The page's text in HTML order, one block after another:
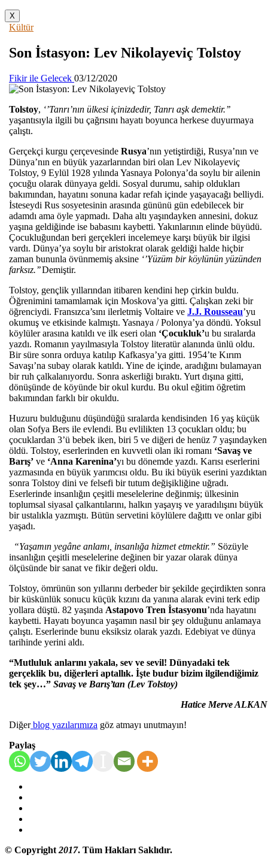
X
Kültür
Son İstasyon: Lev Nikolayeviç Tolstoy
Fikir ile Gelecek 03/12/2020
Tolstoy, ‘’Tanrı’nın ülkesi içinizdedir, Tanrı aşk demektir.’’
yaşantısıyla ilgili bu çağrısını hayatı boyunca herkese duyurmaya
çalıştı.
Gerçekçi kurgu çerçevesinde Rusya’nın yetiştirdiği, Rusya’nın ve
Dünya’nın en büyük yazarlarından biri olan Lev Nikolayeviç
Tolstoy, 9 Eylül 1928 yılında Yasnaya Polonya’da soylu bir ailenin
çocuğu olarak dünyaya geldi. Sosyal durumu, sahip oldukları
bakımından, hayatını sonuna kadar refah içinde yaşayacağı belliydi.
İsteseydi Rus sosyetesinin arasında gününü gün edebilecek bir
adamdı ama öyle yapmadı. Daha altı yaşındayken annesini, dokuz
yaşına geldiğinde ise babasını kaybetti. Yakınlarının elinde büyüdü.
Çocukluğundan beri gerçekleri incelemeye karşı büyük bir ilgisi
vardı. Dünya’ya soylu bir aristokrat olarak geldiği halde hiçbir
zaman bununla övünmemiş aksine ‘’Yüzüm bir köylünün yüzünden
farksız.’’Demiştir.
Tolstoy, gençlik yıllarından itibaren kendini hep çirkin buldu.
Öğrenimini tamamlamak için Moskova’ya gitti. Çalışkan zeki bir
öğrenciydi. Fransızca’sını ilerletmiş Voltaire ve J.J. Rousseau’yu
okumuş ve etkisinde kalmıştı. Yasnaya / Polonya’ya döndü. Yoksul
köylüler arasına katıldı ve ilk eseri olan ‘Çocukluk’u bu sıralarda
yazdı. Romanın yayılmasıyla Tolstoy literatür alanında ünlü oldu.
Bir süre sonra orduya katılıp Kafkasya’ya gitti. 1954’te Kırım
Savaşı’na subay olarak katıldı. Yine de içinde, aradığını bulamayan
bir ruh çalkalanıyordu. Sonra askerliği bıraktı. Yurt dışına gitti,
dönüşünde de köyünde bir okul kurdu. Bu okul eğitim öğretim
bakımından farklı bir okuldu.
Huzuru bulduğunu düşündüğü sıralarda kendisinden 16 yaş küçük
olan Sofya Bers ile evlendi. Bu evlilikten 13 çocukları oldu; bu
çocuklardan 3’ü bebek iken, biri 5 ve diğeri de henüz 7 yaşındayken
öldü. Tolstoy, eserlerinden en kuvvetli olan iki romanı ‘Savaş ve
Barış’ ve ‘Anna Karenina’yı bu dönemde yazdı. Karısı eserlerini
yazmasında en büyük yarımcısı oldu. Bu iki büyük eserini yazdıktan
sonra Tolstoy dini ve felsefi bir tutum değişikliğine uğradı.
Eserlerinde insanlığın çeşitli meselelerine değinmiş; ülkesinin
toplumsal siyasal çalkantılarını, halkın yaşayış ve yaradılışını büyük
bir ustalıkla yazmıştı. Bütün servetini köylülere dağıttı ve onlar gibi
yaşadı.
“Yaşamın yegâne anlamı, insanlığa hizmet etmektir.” Sözüyle
insanlığın çeşitli meselelerine değinen bir yazar olarak dünya
ölçüsünde bir sanat ve fikir değeri oldu.
Tolstoy, ömrünün son yıllarını derbeder bir şekilde geçirdikten sonra
bir küskünlük sonucu küçük kızını da yanına alarak evini terk edip
yollara düştü. 82 yaşında Astapovo Tren İstasyonu’nda hayatını
kaybetti. Hayatı boyunca yaşamın nasıl bir şey olduğunu anlamaya
çalıştı. Eserlerinde bunu eksiksiz olarak yazdı. Edebiyat ve dünya
tarihinde yerini aldı.
“Mutluluk anlarını yakala, sev ve sevil! Dünyadaki tek
gerçeklik bu, diğerleri aptallık. İşte budur bizim ilgilendiğimiz
tek şey…” Savaş ve Barış’tan (Lev Tolstoy)
Hatice Merve ALKAN
Diğerblog yazılarımıza göz atmayı unutmayın!
Paylaş
© Copyright 2017. Tüm Hakları Saklıdır.